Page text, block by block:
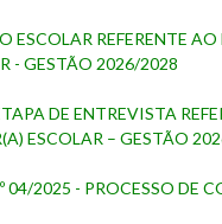
REFERENTE
- GESTÃO 2026/2028
DE ENTREVISTA
ESCOLAR – GESTÃO
2025 - PROCESSO DE